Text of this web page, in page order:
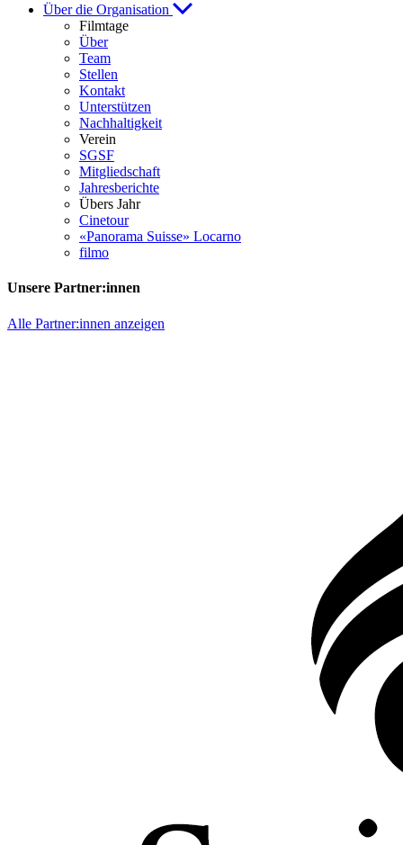
Über die Organisation
Filmtage
Über
Team
Stellen
Kontakt
Unterstützen
Nachhaltigkeit
Verein
SGSF
Mitgliedschaft
Jahresberichte
Übers Jahr
Cinetour
«Panorama Suisse» Locarno
filmo
Unsere Partner:innen
Alle Partner:innen anzeigen